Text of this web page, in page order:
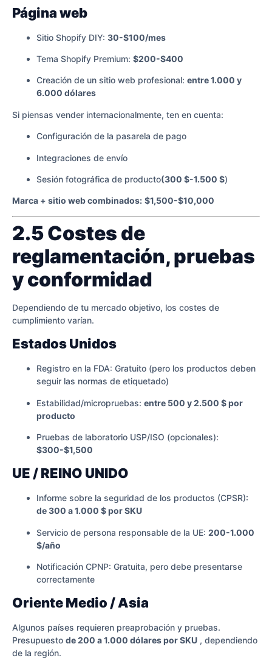
Página web
Sitio Shopify DIY: 30-$100/mes
Tema Shopify Premium: $200-$400
Creación de un sitio web profesional: entre 1.000 y
6.000 dólares
Si piensas vender internacionalmente, ten en cuenta:
Configuración de la pasarela de pago
Integraciones de envío
Sesión fotográfica de producto(300 $-1.500 $)
Marca + sitio web combinados: $1,500-$10,000
2.5 Costes de
reglamentación, pruebas
y conformidad
Dependiendo de tu mercado objetivo, los costes de
cumplimiento varían.
Estados Unidos
Registro en la FDA: Gratuito (pero los productos deben
seguir las normas de etiquetado)
Estabilidad/micropruebas: entre 500 y 2.500 $ por
producto
Pruebas de laboratorio USP/ISO (opcionales):
$300-$1,500
UE / REINO UNIDO
Informe sobre la seguridad de los productos (CPSR):
de 300 a 1.000 $ por SKU
Servicio de persona responsable de la UE: 200-1.000
$/año
Notificación CPNP: Gratuita, pero debe presentarse
correctamente
Oriente Medio / Asia
Algunos países requieren preaprobación y pruebas.
Presupuesto de 200 a 1.000 dólares por SKU , dependiendo
de la región.